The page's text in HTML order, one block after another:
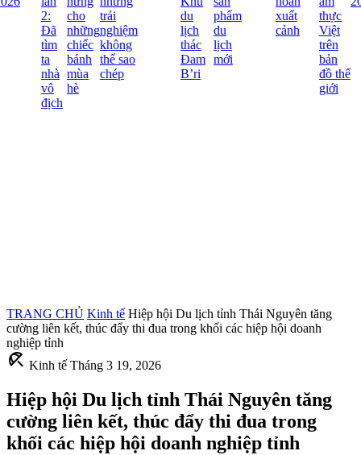
2:
Đã
tìm
ta
nhà
vô
địch
cho
những
chiếc
bánh
mùa
hè
trải
nghiệm
không
thể sao
chép
du
lịch
thác
Đam
B’ri
phẩm
du
lịch
mới
xuất
cảnh
thực
Việt
trên
bản
đồ thế
giới
TRANG CHỦ Kinh tế Hiệp hội Du lịch tỉnh Thái Nguyên tăng
cường liên kết, thúc đẩy thi đua trong khối các hiệp hội doanh
nghiệp tỉnh
beach_access Kinh tế Tháng 3 19, 2026
Hiệp hội Du lịch tỉnh Thái Nguyên tăng
cường liên kết, thúc đẩy thi đua trong
khối các hiệp hội doanh nghiệp tỉnh